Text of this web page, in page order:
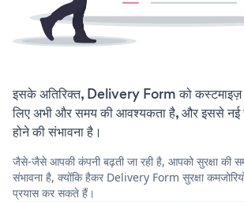
इसके अतिरिक्त, Delivery Form को
लिए अभी और समय की आवश्यकता है, और इससे नई
होने की संभावना है।
जैसे-जैसे आपकी कंपनी बढ़ती जा रही है, आपको सुरक्षा की
संभावना है, क्योंकि हैकर Delivery Form सुरक्षा
प्रयास कर सकते हैं।